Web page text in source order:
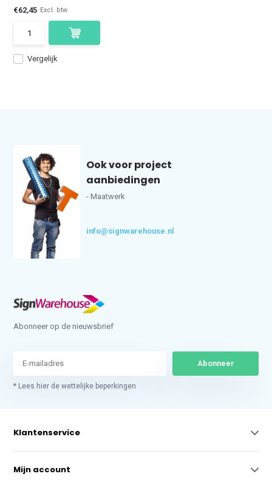
Vergelijk
€62,45 Excl. btw
Ook voor project
aanbiedingen
- Maatwerk
info@signwarehouse.nl
Abonneer op de nieuwsbrief
Abonneer
* Lees hier de wettelijke beperkingen
Klantenservice
Mijn account